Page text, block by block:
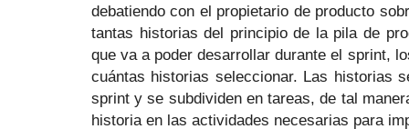
debatiendo con el propietario de producto
tantas historias del principio de la pila de
que va a poder desarrollar durante el sprint,
cuántas historias seleccionar. Las historias
sprint y se subdividen en tareas, de tal
historia en las actividades necesarias para